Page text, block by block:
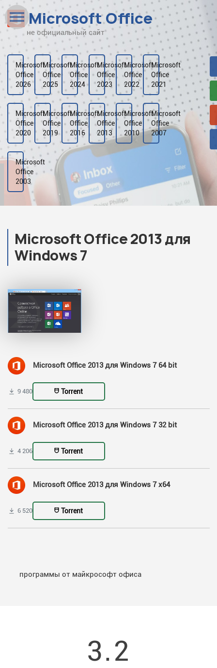
Наверх
Рейтинг
Видео
Галерея
Microsoft Office
не официальный сайт
Microsoft
Office
2026
Microsoft
Office
2025
Microsoft
Office
2024
Microsoft
Office
2023
Microsoft
Office
2022
Microsoft
Office
2021
Microsoft
Office
2020
Microsoft
Office
2019
Microsoft
Office
2016
Microsoft
Office
2013
Microsoft
Office
2010
Microsoft
Office
2007
Microsoft
Office
2003
Microsoft Office 2013 для
Windows 7
Microsoft Office 2013 для Windows 7 64 bit
9 480 Torrent
Microsoft Office 2013 для Windows 7 32 bit
4 206 Torrent
Microsoft Office 2013 для Windows 7 x64
6 520 Torrent
программы от майкрософт офиса
3.2